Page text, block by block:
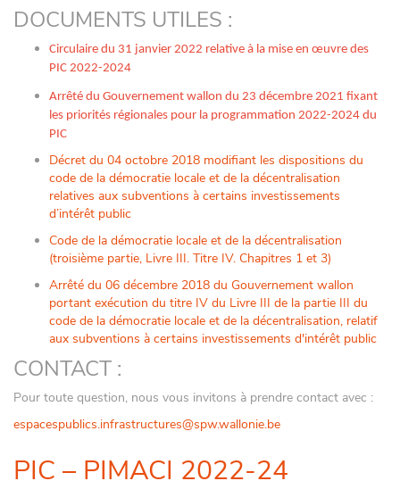
DOCUMENTS UTILES :
Circulaire du 31 janvier 2022 relative à la mise en œuvre des
PIC 2022-2024
Arrêté du Gouvernement wallon du 23 décembre 2021 fixant
les priorités régionales pour la programmation 2022-2024 du
PIC
Décret du 04 octobre 2018 modifiant les dispositions du
code de la démocratie locale et de la décentralisation
relatives aux subventions à certains investissements
d’intérêt public
Code de la démocratie locale et de la décentralisation
(troisième partie, Livre III. Titre IV. Chapitres 1 et 3)
Arrêté du 06 décembre 2018 du Gouvernement wallon
portant exécution du titre IV du Livre III de la partie III du
code de la démocratie locale et de la décentralisation, relatif
aux subventions à certains investissements d'intérêt public
CONTACT :
Pour toute question, nous vous invitons à prendre contact avec :
espacespublics.infrastructures@spw.wallonie.be
PIC – PIMACI 2022-24